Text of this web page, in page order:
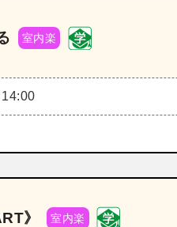
室内楽
14:00
》 室内楽